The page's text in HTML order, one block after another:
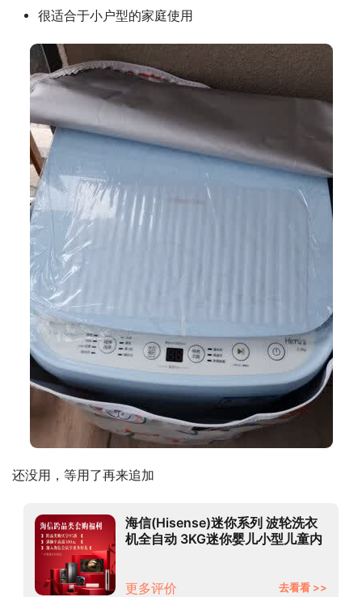
很适合于小户型的家庭使用
还没用，等用了再来追加
海信(Hisense)迷你系列 波轮洗衣
机全自动 3KG迷你婴儿小型儿童内
更多评价
去看看 >>